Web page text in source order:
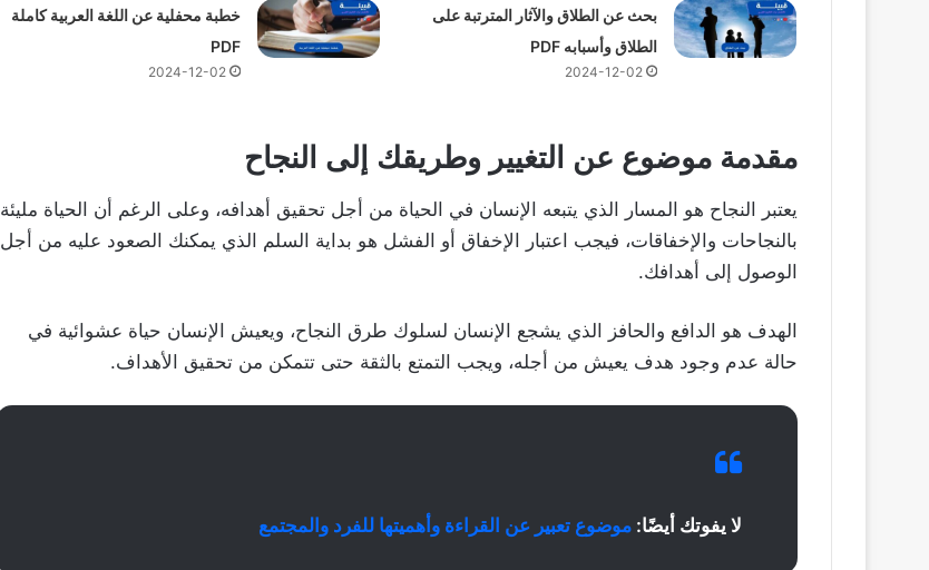
بحث عن الطلاق والآثار المترتبة على
الطلاق وأسبابه PDF
2024-12-02
خطبة محفلية عن اللغة العربية كاملة
PDF
2024-12-02
مقدمة موضوع عن التغيير وطريقك إلى النجاح
يعتبر النجاح هو المسار الذي يتبعه الإنسان في الحياة من أجل تحقيق أهدافه، وعلى الرغم أن الحياة مليئة
بالنجاحات والإخفاقات، فيجب اعتبار الإخفاق أو الفشل هو بداية السلم الذي يمكنك الصعود عليه من أجل
الوصول إلى أهدافك.
الهدف هو الدافع والحافز الذي يشجع الإنسان لسلوك طرق النجاح، ويعيش الإنسان حياة عشوائية في
حالة عدم وجود هدف يعيش من أجله، ويجب التمتع بالثقة حتى تتمكن من تحقيق الأهداف.
لا يفوتك أيضًا: موضوع تعبير عن القراءة وأهميتها للفرد والمجتمع